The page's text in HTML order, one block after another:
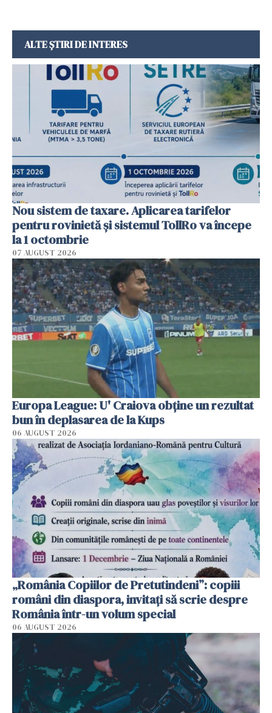
ALTE ȘTIRI DE INTERES
Nou sistem de taxare. Aplicarea tarifelor
pentru rovinietă şi sistemul TollRo va începe
la 1 octombrie
07 AUGUST 2026
Europa League: U' Craiova obține un rezultat
bun în deplasarea de la Kups
06 AUGUST 2026
„România Copiilor de Pretutindeni”: copiii
români din diaspora, invitați să scrie despre
România într-un volum special
06 AUGUST 2026